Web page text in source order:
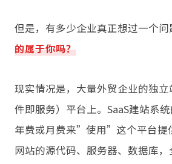
但是，有多少企业真正想过一个问
的属于你吗？
现实情况是，大量外贸企业的独立
件即服务）平台上。SaaS建站系
年费或月费来”使用”这个平台提
网站的源代码、服务器、数据库，